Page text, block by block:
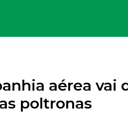
aérea vai
poltronas